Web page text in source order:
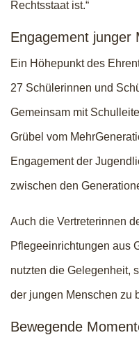
Rechtsstaat ist.“
Engagement junger
Ein Höhepunkt des
27 Schülerinnen und
Gemeinsam mit
Grübel vom
Engagement der
zwischen den
Auch die Vertreterinnen
Pflegeeinrichtungen aus
nutzten die Gelegenheit,
der jungen Menschen zu
Bewegende